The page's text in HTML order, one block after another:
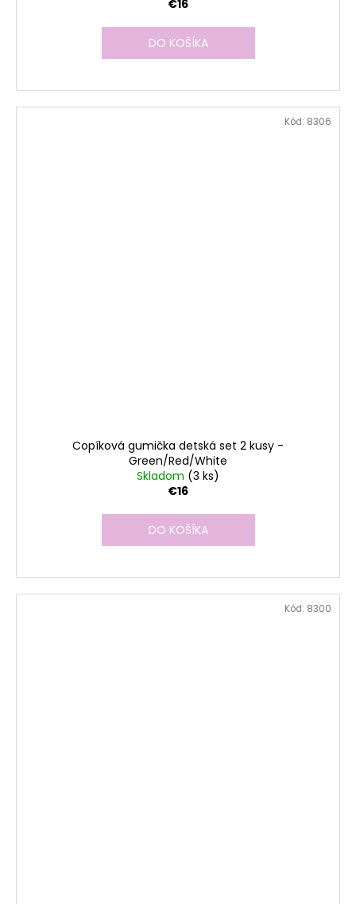
€16
DO KOŠÍKA
Copíková gumička detská set 2 kusy -
Green/Red/White
Skladom (3 ks)
€16
DO KOŠÍKA
Kód: 8306
Kód: 8300